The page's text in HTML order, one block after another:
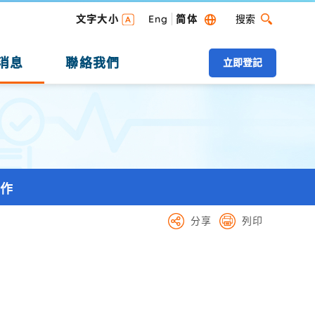
文字大小 Eng 简体
搜索 桌面版
搜索
息 聯絡我們 立即登記
分享 列印